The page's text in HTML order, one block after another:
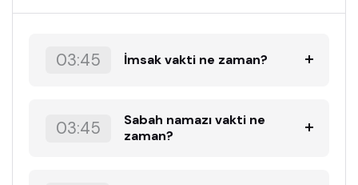
03:45 İmsak vakti ne zaman?
03:45
Sabah namazı vakti ne
zaman?